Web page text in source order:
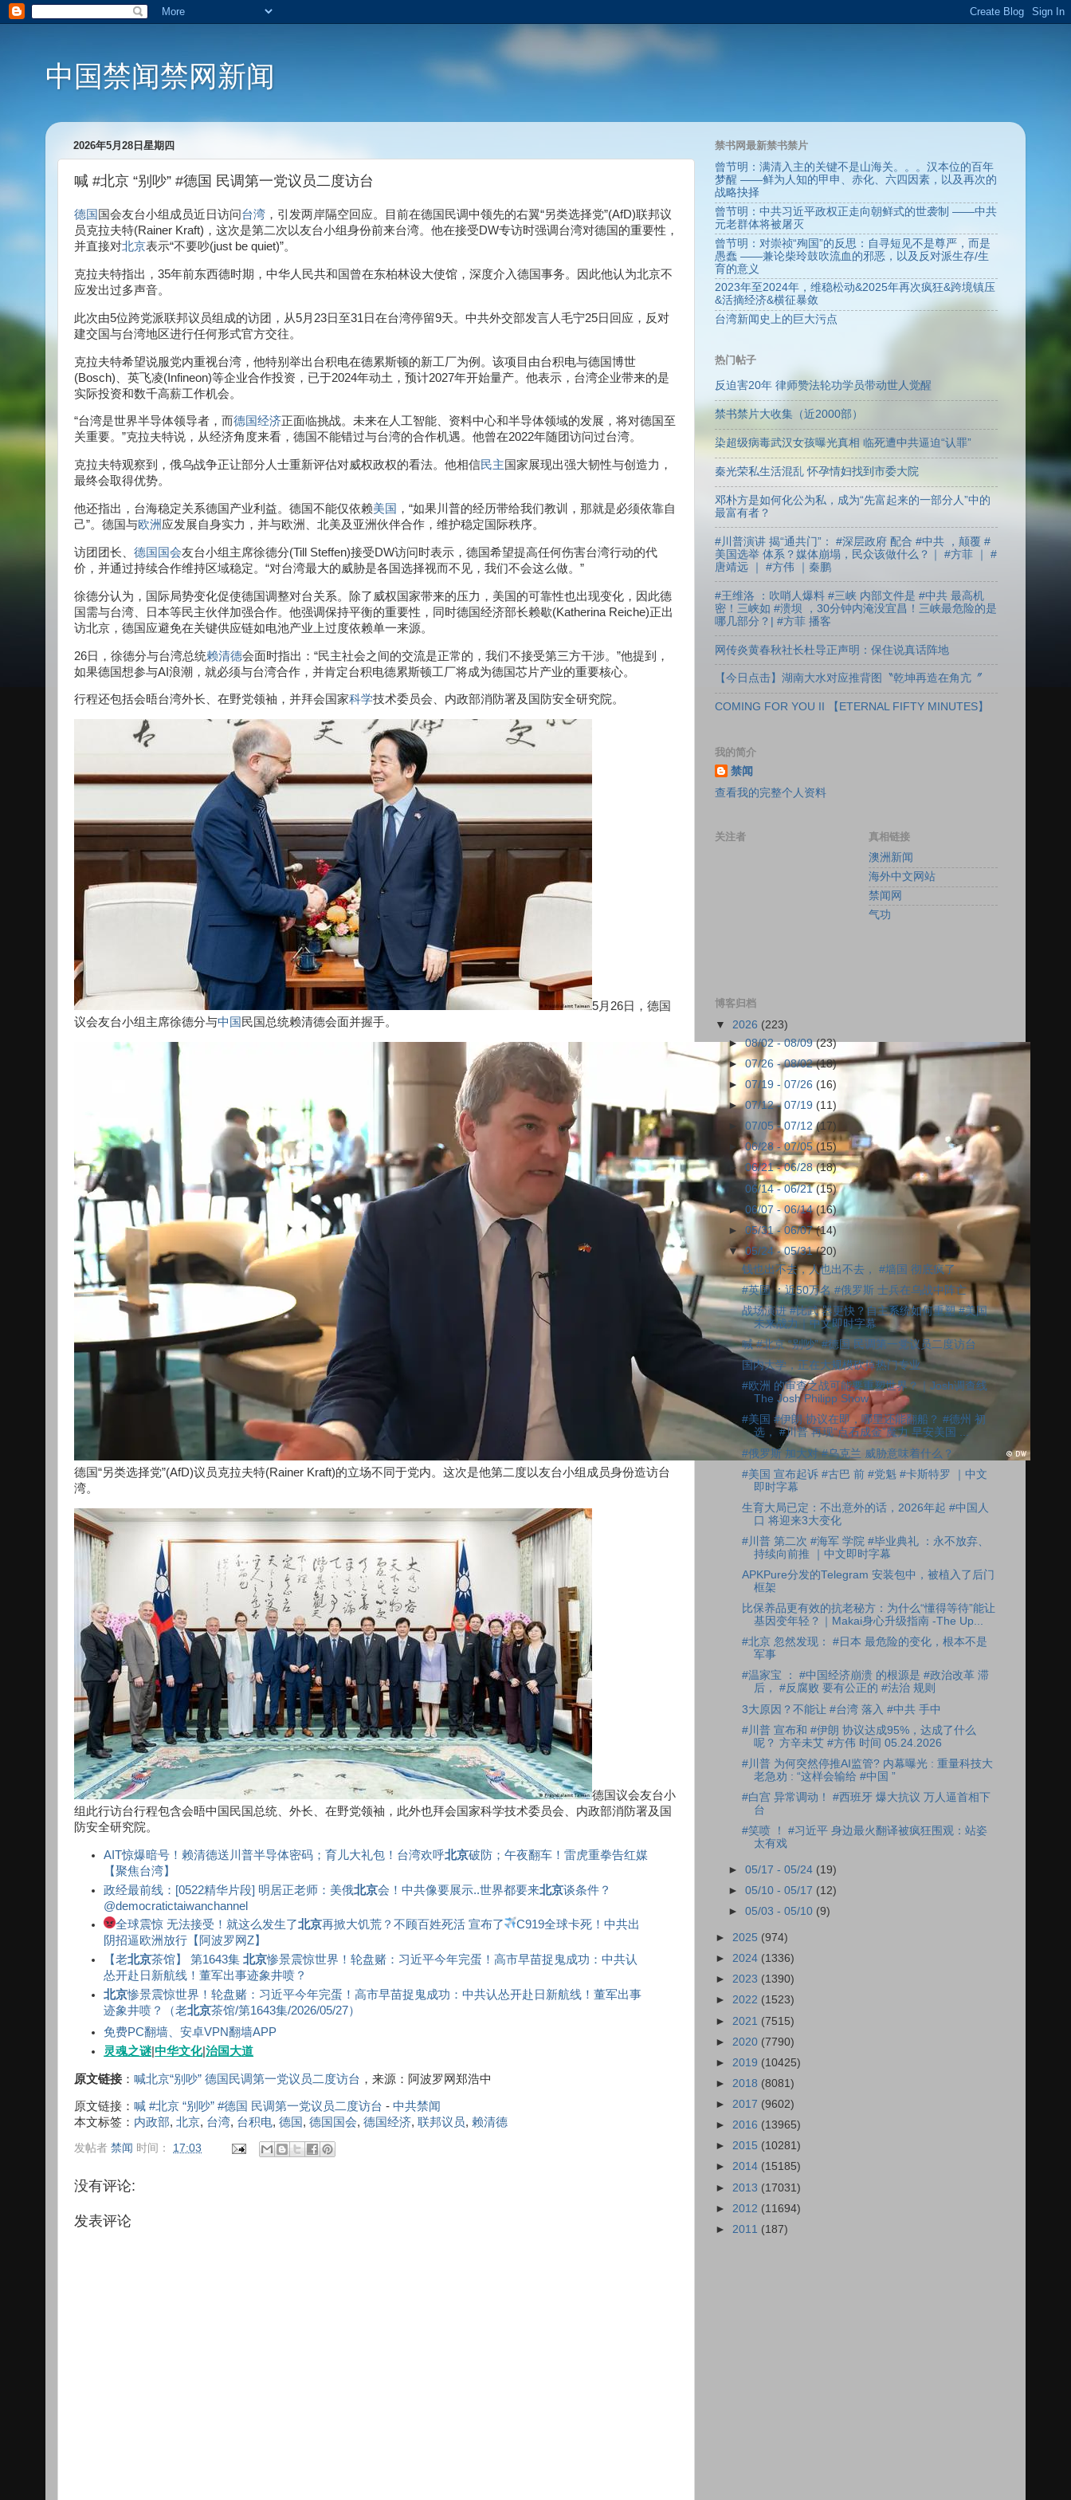
中国禁闻禁网新闻
2026年5月28日星期四
喊 #北京 “别吵” #德国 民调第一党议员二度访台
德国 国会友台小组成员近日访问台湾 ，引发两岸隔空回应。目前在德国民调中领先的右翼“另类选择党”(AfD)联邦议
员克拉夫特(Rainer Kraft)，这次是第二次以友台小组身份前来台湾。他在接受DW专访时强调台湾对德国的重要性，
并直接对北京表示“不要吵(just be quiet)”。
克拉夫特指出，35年前东西德时期，中华人民共和国曾在东柏林设大使馆，深度介入德国事务。因此他认为北京不
应发出过多声音。
此次由5位跨党派联邦议员组成的访团，从5月23日至31日在台湾停留9天。中共外交部发言人毛宁25日回应，反对
建交国与台湾地区进行任何形式官方交往。
克拉夫特希望说服党内重视台湾，他特别举出台积电在德累斯顿的新工厂为例。该项目由台积电与德国博世
(Bosch)、英飞凌(Infineon)等企业合作投资，已于2024年动土，预计2027年开始量产。他表示，台湾企业带来的是
实际投资和数千高薪工作机会。
“台湾是世界半导体领导者，而德国经济正面临挑战。未来在人工智能、资料中心和半导体领域的发展，将对德国至
关重要。”克拉夫特说，从经济角度来看，德国不能错过与台湾的合作机遇。他曾在2022年随团访问过台湾。
克拉夫特观察到，俄乌战争正让部分人士重新评估对威权政权的看法。他相信民主 国家展现出强大韧性与创造力，
最终会取得优势。
他还指出，台海稳定关系德国产业利益。德国不能仅依赖美国 ，“如果川普的经历带给我们教训，那就是必须依靠自
己”。德国与欧洲 应发展自身实力，并与欧洲、北美及亚洲伙伴合作，维护稳定国际秩序。
访团团长、 德国国会友台小组主席徐德分(Till Steffen)接受DW访问时表示，德国希望提高任何伤害台湾行动的代
价，并通过持续合作维持区域稳定。“对台湾最大的威胁是各国选择视而不见，我们不会这么做。”
徐德分认为，国际局势变化促使德国调整对台关系。除了威权国家带来的压力，美国的可靠性也出现变化，因此德
国需与台湾、日本等民主伙伴加强合作。他强调保持平衡的重要性，同时德国经济部长赖歇(Katherina Reiche)正出
访北京，德国应避免在关键供应链如电池产业上过度依赖单一来源。
26日，徐德分与台湾总统赖清德会面时指出：“民主社会之间的交流是正常的，我们不接受第三方干涉。”他提到，
如果德国想参与AI浪潮，就必须与台湾合作，并肯定台积电德累斯顿工厂将成为德国芯片产业的重要核心。
行程还包括会晤台湾外长、在野党领袖，并拜会国家科学技术委员会、内政部消防署及国防安全研究院。
5月26日，德国
议会友台小组主席徐德分与中国 民国总统赖清德会面并握手。
德国“另类选择党”(AfD)议员克拉夫特(Rainer Kraft)的立场不同于党内。这次是他第二度以友台小组成员身份造访台
湾。
德国议会友台小
组此行访台行程包含会晤中国民国总统、外长、在野党领袖，此外也拜会国家科学技术委员会、内政部消防署及国
防安全研究院。
AIT惊爆暗号！赖清德送川普半导体密码；育儿大礼包！台湾欢呼北京破防；午夜翻车！雷虎重拳告红媒
【聚焦台湾】
政经最前线：[0522精华片段] 明居正老师：美俄北京会！中共像要展示..世界都要来北京谈条件？
@democratictaiwanchannel
全球震惊 无法接受！就这么发生了北京再掀大饥荒？不顾百姓死活 宣布了
C919全球卡死！中共出
阴招逼欧洲放行【阿波罗网Z】
【老北京茶馆】 第1643集北京惨景震惊世界！轮盘赌：习近平今年完蛋！高市早苗捉鬼成功：中共认
怂开赴日新航线！董军出事迹象井喷？
北京惨景震惊世界！轮盘赌：习近平今年完蛋！高市早苗捉鬼成功：中共认怂开赴日新航线！董军出事
迹象井喷？（老北京茶馆/第1643集/2026/05/27）
免费PC翻墙、安卓VPN翻墙APP
灵魂之谜 |中华文化|治国大道
原文链接 ： 喊北京“别吵” 德国民调第一党议员二度访台 ，来源：阿波罗网郑浩中
原文链接： 喊 #北京 “别吵” #德国 民调第一党议员二度访台 - 中共禁闻
本文标签： 内政部, 北京, 台湾, 台积电, 德国 , 德国国会, 德国经济, 联邦议员, 赖清德
发帖者 禁闻 时间： 17:03
没有评论:
发表评论
禁书网最新禁书禁片
曾节明：满清入主的关键不是山海关。。。汉本位的百年
梦醒 ——鲜为人知的甲申、赤化、六四因素，以及再次的
战略抉择
曾节明：中共习近平政权正走向朝鲜式的世袭制 ——中共
元老群体将被屠灭
曾节明：对崇祯“殉国”的反思：自寻短见不是尊严，而是
愚蠢 ——兼论柴玲鼓吹流血的邪恶，以及反对派生存/生
育的意义
2023年至2024年，维稳松动&2025年再次疯狂&跨境镇压
&活摘经济&横征暴敛
台湾新闻史上的巨大污点
热门帖子
反迫害20年 律师赞法轮功学员带动世人觉醒
禁书禁片大收集（近2000部）
染超级病毒武汉女孩曝光真相 临死遭中共逼迫“认罪”
秦光荣私生活混乱 怀孕情妇找到市委大院
邓朴方是如何化公为私，成为“先富起来的一部分人”中的
最富有者？
#川普演讲 揭“通共门”： #深层政府 配合 #中共 ，颠覆 #
美国选举 体系？媒体崩塌，民众该做什么？｜ #方菲 ｜ #
唐靖远 ｜ #方伟 ｜秦鹏
#王维洛 ：吹哨人爆料 #三峡 内部文件是 #中共 最高机
密！三峡如 #溃坝 ，30分钟内淹没宜昌！三峡最危险的是
哪几部分？| #方菲 播客
网传炎黄春秋社长杜导正声明：保住说真话阵地
【今日点击】湖南大水对应推背图〝乾坤再造在角亢〞
COMING FOR YOU II 【ETERNAL FIFTY MINUTES】
我的简介
禁闻
查看我的完整个人资料
关注者
真相链接
澳洲新闻
海外中文网站
禁闻网
气功
博客归档
▼ 2026 (223)
►08/02 - 08/09(23)
►07/26 - 08/02(18)
►07/19 - 07/26 (16)
►07/12 - 07/19 (11)
►07/05 - 07/12(17)
►06/28 - 07/05(15)
►06/21 - 06/28(18)
►06/14 - 06/21(15)
►06/07 - 06/14(16)
►05/31 - 06/07(14)
▼05/24 - 05/31(20)
钱也出不去，人也出不去， #墙国 彻底疯了
#英国 ：近50万名 #俄罗斯 士兵在乌战中阵亡
战场演进 #比武 器更快？自主系统如何重塑 #美国
未来战力｜中文即时字幕
喊 #北京 “别吵” #德国 民调第一党议员二度访台
国内大学，正在大规模砍掉热门专业
#欧洲 的审查之战可能要重塑世界？｜Josh调查线
The Josh Philipp Show
#美国 #伊朗 协议在即，哪里还能翻船？ #德州 初
选， #川普 再现“点石成金”魔力 早安美国 ...
#俄罗斯 加大对 #乌克兰 威胁意味着什么？
#美国 宣布起诉 #古巴 前 #党魁 #卡斯特罗 ｜中文
即时字幕
生育大局已定：不出意外的话，2026年起 #中国人
口 将迎来3大变化
#川普 第二次 #海军 学院 #毕业典礼 ：永不放弃、
持续向前推 ｜中文即时字幕
APKPure分发的Telegram 安装包中，被植入了后门
框架
比保养品更有效的抗老秘方：为什么“懂得等待”能让
基因变年轻？｜Makai身心升级指南 -The Up...
#北京 忽然发现： #日本 最危险的变化，根本不是
军事
#温家宝 ： #中国经济崩溃 的根源是 #政治改革 滞
后， #反腐败 要有公正的 #法治 规则
3大原因？不能让 #台湾 落入 #中共 手中
#川普 宣布和 #伊朗 协议达成95%，达成了什么
呢？ 方辛未艾 #方伟 时间 05.24.2026
#川普 为何突然停推AI监管? 内幕曝光 : 重量科技大
老急劝 : “这样会输给 #中国 ”
#白宫 异常调动！ #西班牙 爆大抗议 万人逼首相下
台
#笑喷 ！ #习近平 身边最火翻译被疯狂围观：站姿
太有戏
►05/17 - 05/24 (19)
►05/10 - 05/17 (12)
►05/03 - 05/10 (9)
► 2025 (974)
► 2024 (1336)
► 2023 (1390)
► 2022 (1523)
► 2021 (7515)
► 2020 (7790)
► 2019 (10425)
► 2018 (8081)
► 2017 (9602)
► 2016 (13965)
► 2015 (10281)
► 2014 (15185)
► 2013 (17031)
► 2012 (11694)
► 2011 (187)